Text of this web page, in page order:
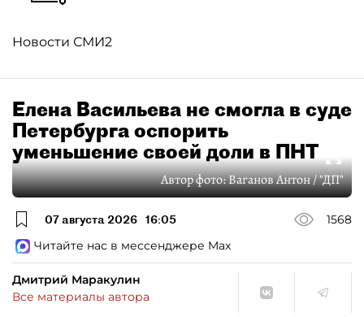
Новости СМИ2
Елена Васильева не смогла в суде
Петербурга оспорить
уменьшение своей доли в ПНТ
Автор фото:Ваганов Антон / "ДП"
07 августа 2026 16:05
1568
Читайте нас в мессенджере Max
Дмитрий Маракулин
Все материалы автора